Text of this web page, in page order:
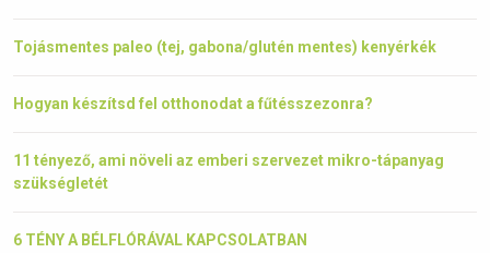
Tojásmentes paleo (tej, gabona/glutén mentes) kenyérkék
Hogyan készítsd fel otthonodat a fűtésszezonra?
11 tényező, ami növeli az emberi szervezet mikro-tápanyag
szükségletét
6 TÉNY A BÉLFLÓRÁVAL KAPCSOLATBAN